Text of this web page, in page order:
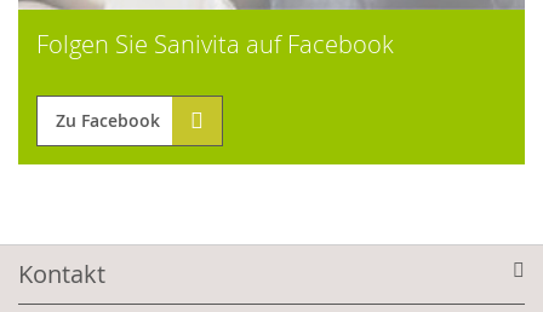
Folgen Sie Sanivita auf Facebook
Zu Facebook
Kontakt